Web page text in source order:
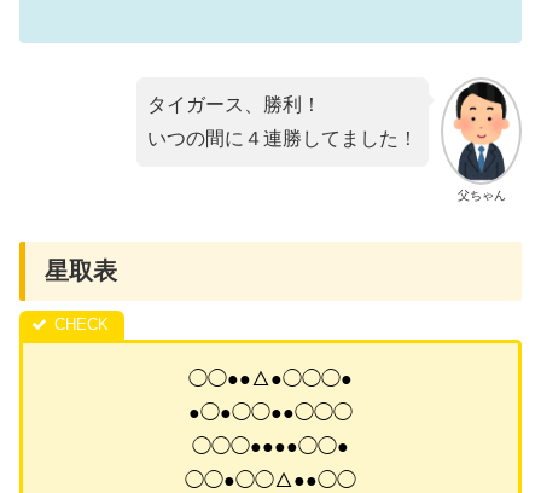
父ちゃん
タイガース、勝利！
いつの間に４連勝してました！
星取表
◯◯●●△●◯◯◯●
●◯●◯◯●●◯◯◯
◯◯◯●●●●◯◯●
◯◯●◯◯△●●◯◯